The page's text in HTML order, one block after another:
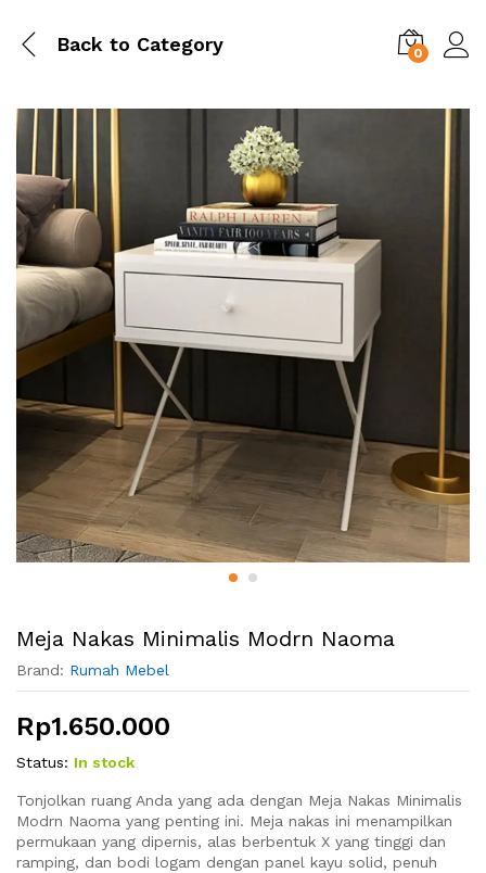
Back to Category 0
Meja Nakas Minimalis Modrn Naoma
Brand: Rumah Mebel
Rp1.650.000
Status: In stock
Tonjolkan ruang Anda yang ada dengan Meja Nakas Minimalis
Modrn Naoma yang penting ini. Meja nakas ini menampilkan
permukaan yang dipernis, alas berbentuk X yang tinggi dan
ramping, dan bodi logam dengan panel kayu solid, penuh